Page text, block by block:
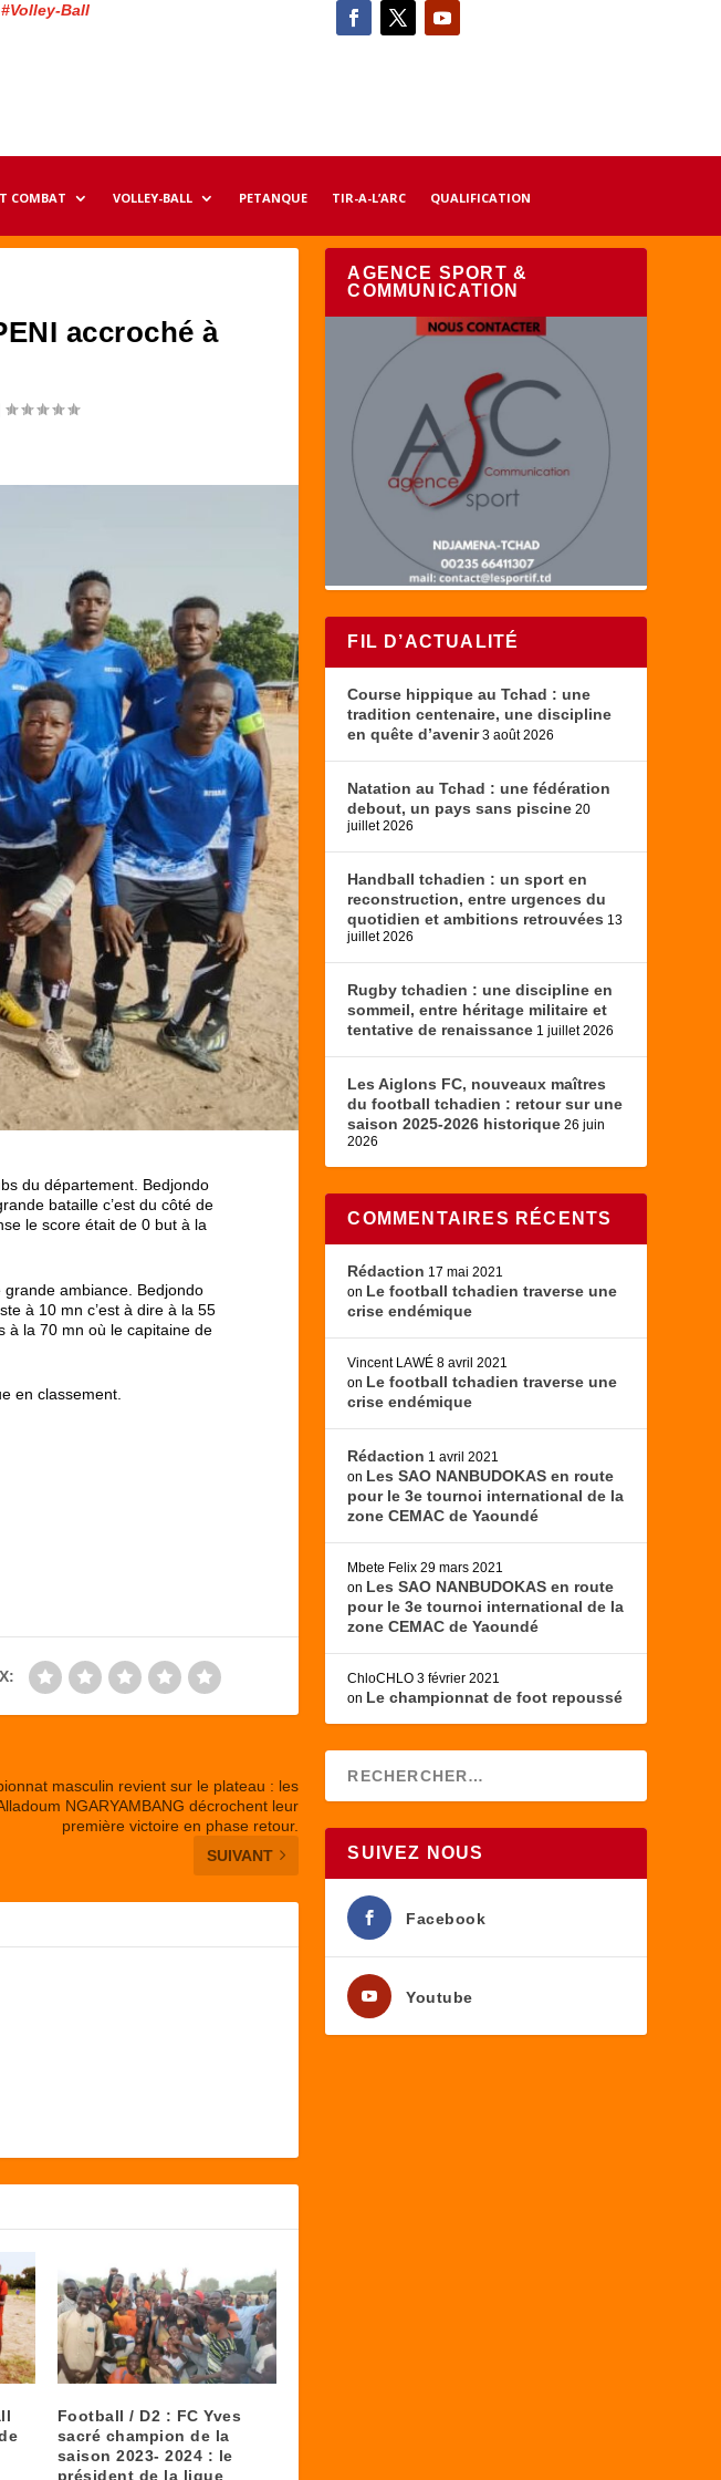
Ball
COMBAT VOLLEY-BALL PETANQUE TIR-A-L’ARC QUALIFICATION
accroché à
du département. Bedjondo
bataille c’est du côté de
le score était de 0 but à la
ambiance. Bedjondo
à 10 mn c’est à dire à la 55
à la 70 mn où le capitaine de
en classement.
masculin revient sur le plateau : les
NGARYAMBANG décrochent leur
première victoire en phase retour.
SUIVANT
Football / D2 : FC Yves
sacré champion de la
saison 2023- 2024 : le
président de la ligue
AGENCE SPORT &
COMMUNICATION
FIL D’ACTUALITÉ
Course hippique au Tchad : une
tradition centenaire, une discipline
en quête d’avenir 3 août 2026
Natation au Tchad : une fédération
debout, un pays sans piscine 20
juillet 2026
Handball tchadien : un sport en
reconstruction, entre urgences du
quotidien et ambitions retrouvées 13
juillet 2026
Rugby tchadien : une discipline en
sommeil, entre héritage militaire et
tentative de renaissance 1 juillet 2026
Les Aiglons FC, nouveaux maîtres
du football tchadien : retour sur une
saison 2025-2026 historique 26 juin
2026
COMMENTAIRES RÉCENTS
Rédaction 17 mai 2021
on Le football tchadien traverse une
crise endémique
Vincent LAWÉ 8 avril 2021
on Le football tchadien traverse une
crise endémique
Rédaction 1 avril 2021
on Les SAO NANBUDOKAS en route
pour le 3e tournoi international de la
zone CEMAC de Yaoundé
Mbete Felix 29 mars 2021
on Les SAO NANBUDOKAS en route
pour le 3e tournoi international de la
zone CEMAC de Yaoundé
ChloCHLO 3 février 2021
on Le championnat de foot repoussé
SUIVEZ NOUS
Facebook
Youtube